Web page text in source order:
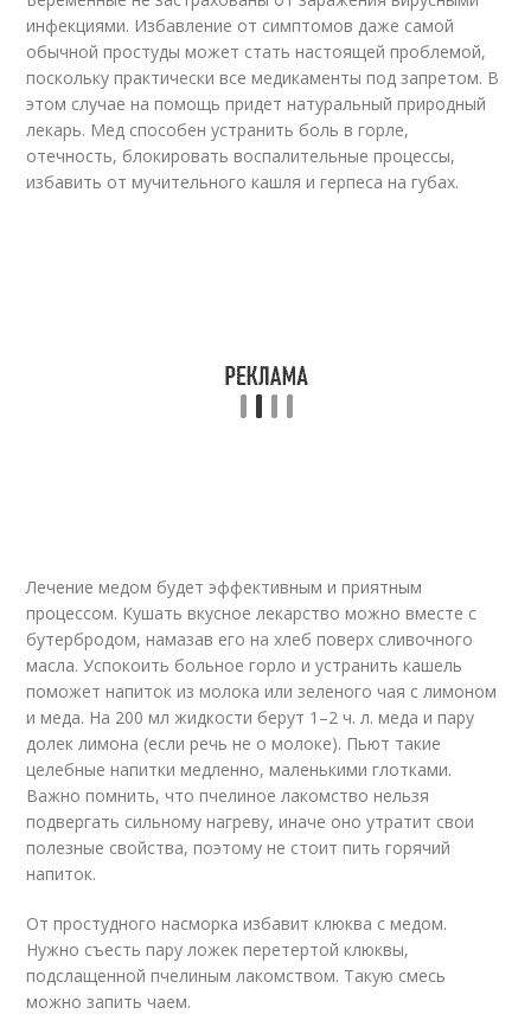
инфекциями. Избавление от симптомов даже самой
обычной простуды может стать настоящей проблемой,
поскольку практически все медикаменты под запретом. В
этом случае на помощь придет натуральный природный
лекарь. Мед способен устранить боль в горле,
отечность, блокировать воспалительные процессы,
избавить от мучительного кашля и герпеса на губах.
Лечение медом будет эффективным и приятным
процессом. Кушать вкусное лекарство можно вместе с
бутербродом, намазав его на хлеб поверх сливочного
масла. Успокоить больное горло и устранить кашель
поможет напиток из молока или зеленого чая с лимоном
и меда. На 200 мл жидкости берут 1–2 ч. л. меда и пару
долек лимона (если речь не о молоке). Пьют такие
целебные напитки медленно, маленькими глотками.
Важно помнить, что пчелиное лакомство нельзя
подвергать сильному нагреву, иначе оно утратит свои
полезные свойства, поэтому не стоит пить горячий
напиток.
От простудного насморка избавит клюква с медом.
Нужно съесть пару ложек перетертой клюквы,
подслащенной пчелиным лакомством. Такую смесь
можно запить чаем.